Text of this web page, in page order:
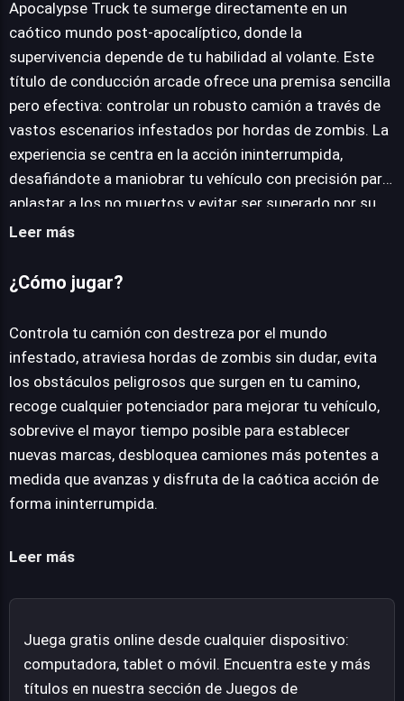
JUEGALO AHORA
Apocalypse Truck te sumerge directamente en un
caótico mundo post-apocalíptico, donde la
supervivencia depende de tu habilidad al volante. Este
título de conducción arcade ofrece una premisa sencilla
pero efectiva: controlar un robusto camión a través de
vastos escenarios infestados por hordas de zombis. La
experiencia se centra en la acción ininterrumpida,
desafiándote a maniobrar tu vehículo con precisión para
aplastar a los no muertos y evitar ser superado por su
número. El juego propone una experiencia directa, sin
profundos, enfocándose puramente en la diversión de la
por la supervivencia, donde tus reflejos y capacidad para
esquivar obstáculos son puestos a prueba
constantemente. Los controles son intuitivos,
permitiendo a los jugadores concentrarse en la
intensidad de la batalla vehicular. La clave del éxito
reside en mantener el camión en movimiento y
optimizar cada impacto para maximizar la aniquilación
de las amenazas. A pesar de su simplicidad, Apocalypse
para proporcionar una sesión de juego accesible y
Leer más
¿Cómo jugar?
Controla tu camión con destreza por el mundo
infestado, atraviesa hordas de zombis sin dudar, evita
los obstáculos peligrosos que surgen en tu camino,
recoge cualquier potenciador para mejorar tu vehículo,
sobrevive el mayor tiempo posible para establecer
nuevas marcas, desbloquea camiones más potentes a
medida que avanzas y disfruta de la caótica acción de
forma ininterrumpida.
Leer más
Juega gratis online desde cualquier dispositivo:
computadora, tablet o móvil. Encuentra este y más
títulos en nuestra sección de Juegos de